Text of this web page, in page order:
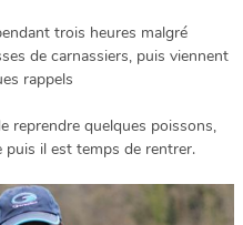
trois heures malgré
de carnassiers, puis viennent
rappels
reprendre quelques poissons,
il est temps de rentrer.